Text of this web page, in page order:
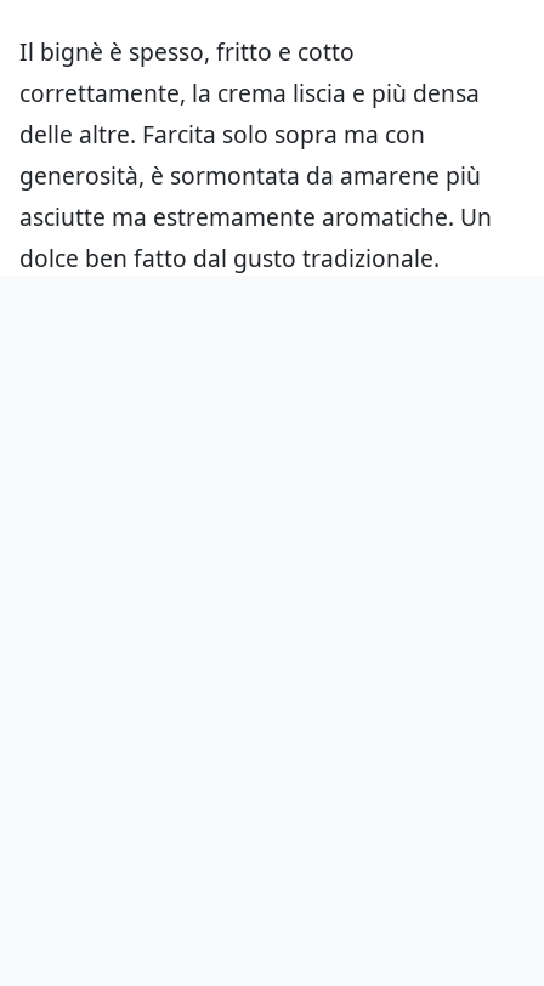
Il bignè è spesso, fritto e cotto
correttamente, la crema liscia e più densa
delle altre. Farcita solo sopra ma con
generosità, è sormontata da amarene più
asciutte ma estremamente aromatiche. Un
dolce ben fatto dal gusto tradizionale.